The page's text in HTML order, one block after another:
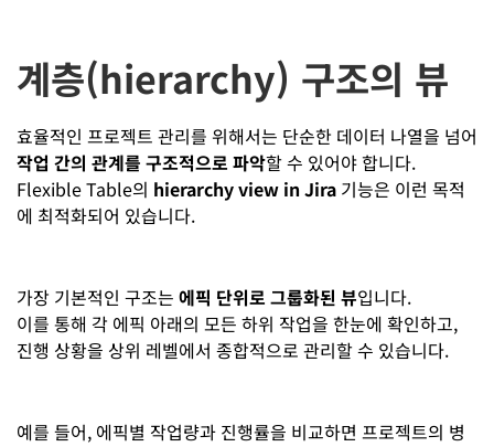
계층(hierarchy) 구조의 뷰
효율적인 프로젝트 관리를 위해서는 단순한 데이터 나열을 넘어
작업 간의 관계를 구조적으로 파악할 수 있어야 합니다.
Flexible Table의 hierarchy view in Jira 기능은 이런 목적
에 최적화되어 있습니다.
가장 기본적인 구조는 에픽 단위로 그룹화된 뷰입니다.
이를 통해 각 에픽 아래의 모든 하위 작업을 한눈에 확인하고,
진행 상황을 상위 레벨에서 종합적으로 관리할 수 있습니다.
예를 들어, 에픽별 작업량과 진행률을 비교하면 프로젝트의 병